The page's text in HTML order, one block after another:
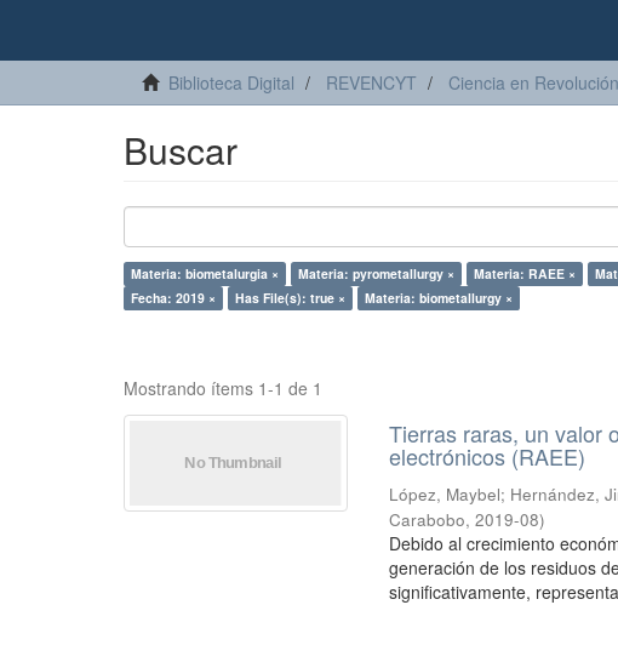
Biblioteca Digital REVENCYT Ciencia en Revolución
Buscar
Materia: biometalurgia × Materia: pyrometallurgy × Materia: RAEE ×
Fecha: 2019 ×
Has File(s): true × Materia: biometallurgy ×
Mostrando ítems 1-1 de 1
Tierras raras, un valor
electrónicos (RAEE)
López, Maybel; Hernández,
Carabobo,2019-08)
Debido al crecimiento
generación de los residuos
significativamente,